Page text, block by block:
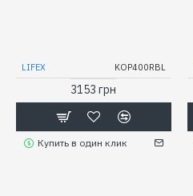
LIFEX KOP400RBL
3153 грн
Купить в один клик